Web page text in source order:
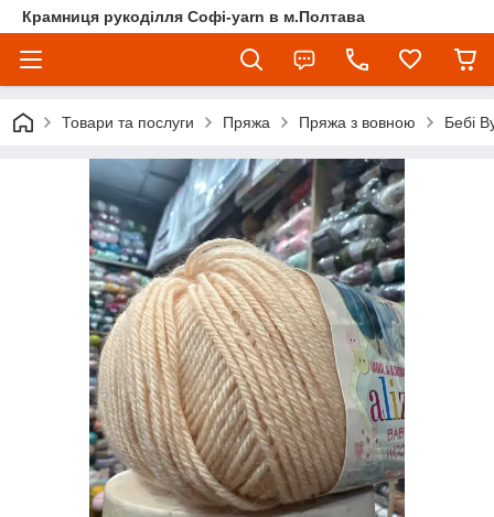
Крамниця рукоділля Софі-yarn в м.Полтава
Товари та послуги Пряжа Пряжа з вовною Бебі